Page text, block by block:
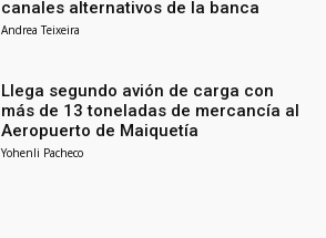
canales alternativos de la banca
Andrea Teixeira
Llega segundo avión de carga con
más de 13 toneladas de mercancía al
Aeropuerto de Maiquetía
Yohenli Pacheco